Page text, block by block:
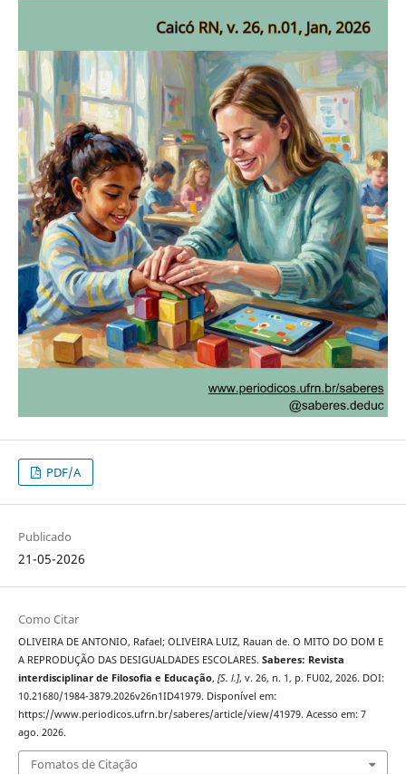
PDF/A
Publicado
21-05-2026
Como Citar
OLIVEIRA DE ANTONIO, Rafael; OLIVEIRA LUIZ, Rauan de. O MITO DO DOM E
A REPRODUÇÃO DAS DESIGUALDADES ESCOLARES. Saberes: Revista
interdisciplinar de Filosofia e Educação, [S. l.], v. 26, n. 1, p. FU02, 2026. DOI:
10.21680/1984-3879.2026v26n1ID41979. Disponível em:
https://www.periodicos.ufrn.br/saberes/article/view/41979. Acesso em: 7
ago. 2026.
Fomatos de Citação